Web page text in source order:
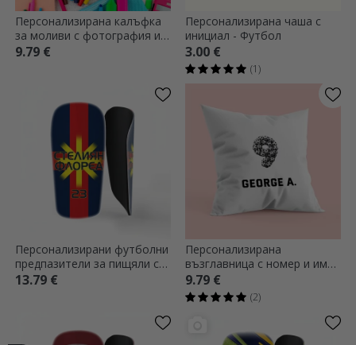
Персонализирана калъфка
за моливи с фотография и
текст - Футбол
9.79 €
Персонализирана чаша с
инициал - Футбол
3.00 €
(1)
Персонализирани футболни
предпазители за пищяли с
текст - Червено-сини
13.79 €
Персонализирана
възглавница с номер и име -
Футбол
9.79 €
(2)